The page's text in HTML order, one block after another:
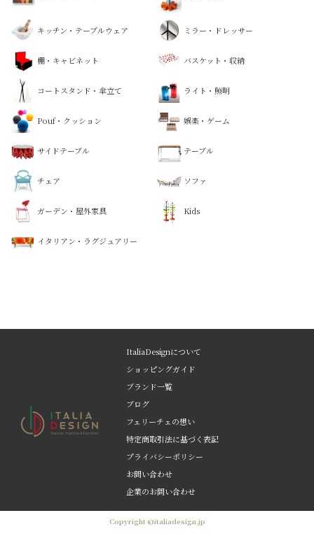
キッチン・テーブルウェア ミラー・ドレッサー
棚・キャビネット バスケット・収納
コートスタンド・傘立て ライト・照明
Pouf・クッション 娯楽・ゲーム
サイドテーブル テーブル
チェア ソファ
ガーデン・屋外家具 Kids
イタリアン・ラグジュアリー
ItaliaDesignについて
ショッピングガイド
ブランド一覧
ブログ
フェリーチェの想い
特定商取引法に基づく表記
プライバシーポリシー
お問い合わせ
企業のお問い合わせ
Copyright ©italiadesign.jp